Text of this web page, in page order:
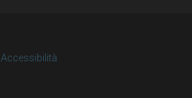
Accessibilità